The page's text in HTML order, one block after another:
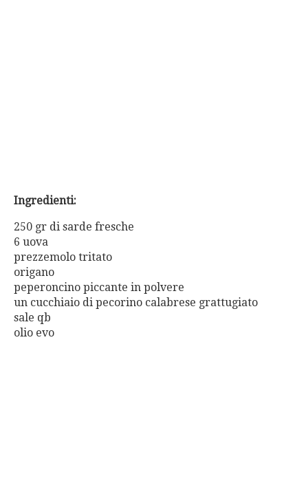
Ingredienti:
250 gr di sarde fresche
6 uova
prezzemolo tritato
origano
peperoncino piccante in polvere
un cucchiaio di pecorino calabrese grattugiato
sale qb
olio evo